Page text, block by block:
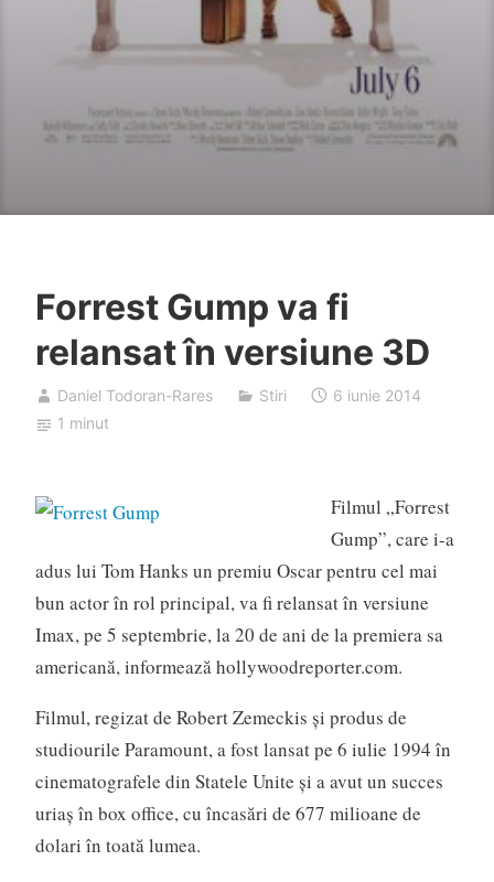
Forrest Gump va fi
relansat în versiune 3D
Daniel Todoran-Rares Stiri
6 iunie 2014
1 minut
Filmul „Forrest
Gump”, care i-a
adus lui Tom Hanks un premiu Oscar pentru cel mai
bun actor în rol principal, va fi relansat în versiune
Imax, pe 5 septembrie, la 20 de ani de la premiera sa
americană, informează hollywoodreporter.com.
Filmul, regizat de Robert Zemeckis şi produs de
studiourile Paramount, a fost lansat pe 6 iulie 1994 în
cinematografele din Statele Unite şi a avut un succes
uriaş în box office, cu încasări de 677 milioane de
dolari în toată lumea.